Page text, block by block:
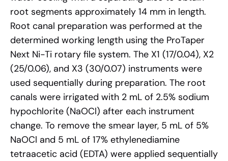
root segments approximately 14 mm in length.
Root canal preparation was performed at the
determined working length using the ProTaper
Next Ni-Ti rotary file system. The X1 (17/0.04), X2
(25/0.06), and X3 (30/0.07) instruments were
used sequentially during preparation. The root
canals were irrigated with 2 mL of 2.5% sodium
hypochlorite (NaOCl) after each instrument
change. To remove the smear layer, 5 mL of 5%
NaOCl and 5 mL of 17% ethylenediamine
tetraacetic acid (EDTA) were applied sequentially